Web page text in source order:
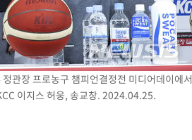
관장 프로농구 챔피언결정전 미디어데이에서
이지스 허웅, 송교창. 2024.04.25.